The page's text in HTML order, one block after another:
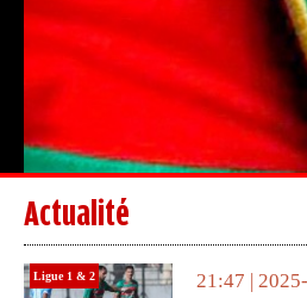
Actualité
Ligue 1 & 2 21:47 |